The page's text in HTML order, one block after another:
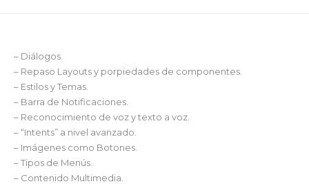
– Diálogos.
– Repaso Layouts y porpiedades de componentes.
– Estilos y Temas.
– Barra de Notificaciones.
– Reconocimiento de voz y texto a voz.
– “Intents” a nivel avanzado.
– Imágenes como Botones.
– Tipos de Menús.
– Contenido Multimedia.